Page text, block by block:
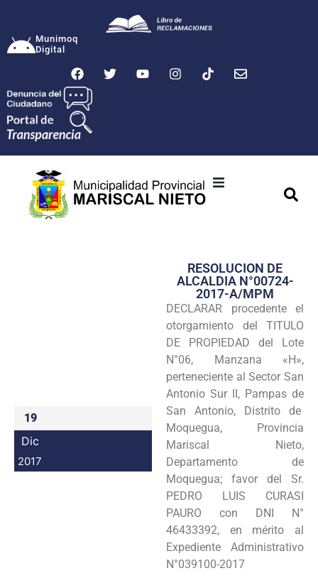
Munimoq
Digital
Transparencia
Seguridad
Programas
Intranet
19
Dic
2017
RESOLUCION DE
ALCALDIA N°00724-
2017-A/MPM
DECLARAR procedente el
otorgamiento del TITULO
DE PROPIEDAD del Lote
N°06, Manzana «H»,
perteneciente al Sector San
Antonio Sur II, Pampas de
San Antonio, Distrito de
Moquegua, Provincia
Mariscal Nieto,
Departamento de
Moquegua; favor del Sr.
PEDRO LUIS CURASI
PAURO con DNI N°
46433392, en mérito al
Expediente Administrativo
N°039100-2017